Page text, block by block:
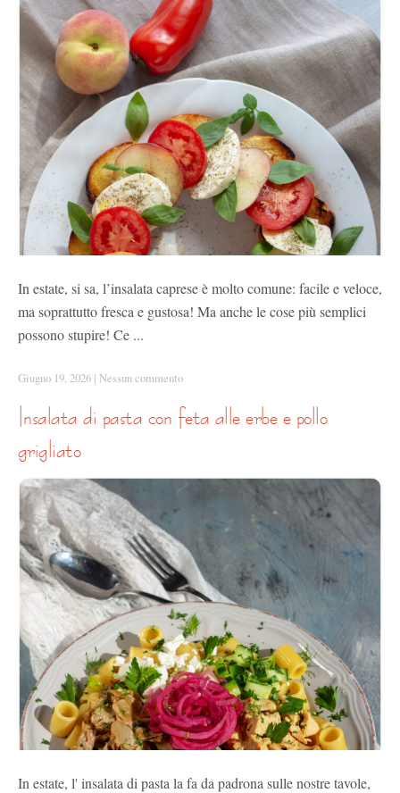
In estate, si sa, l’insalata caprese è molto comune: facile e veloce,
ma soprattutto fresca e gustosa! Ma anche le cose più semplici
possono stupire! Ce ...
Giugno 19, 2026 | Nessun commento
insalata di pasta con feta alle erbe e pollo
grigliato
In estate, l' insalata di pasta la fa da padrona sulle nostre tavole,